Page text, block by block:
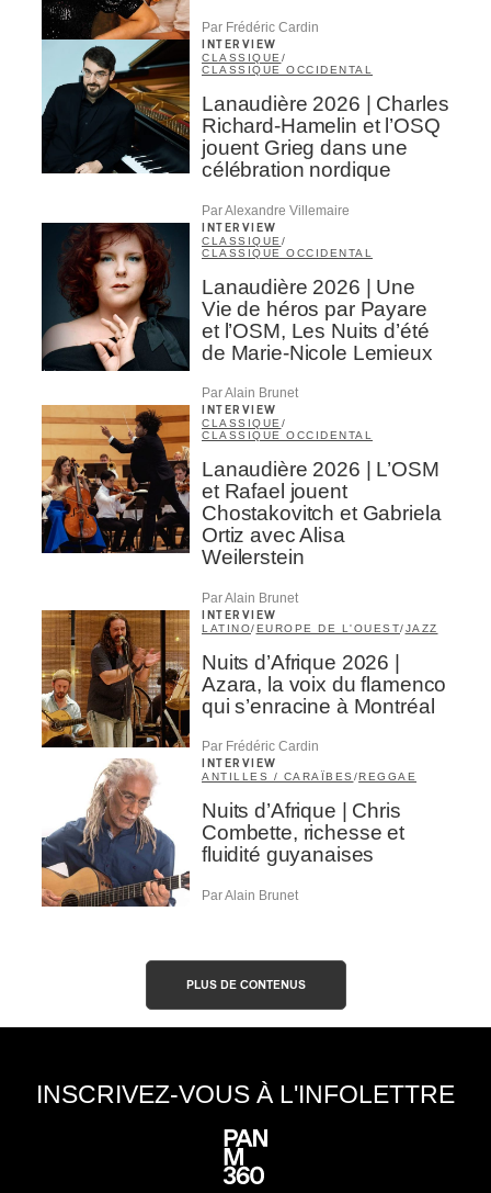
Par Frédéric Cardin
INTERVIEW
CLASSIQUE/
CLASSIQUE OCCIDENTAL
Lanaudière 2026 | Charles
Richard-Hamelin et l’OSQ
jouent Grieg dans une
célébration nordique
Par Alexandre Villemaire
INTERVIEW
CLASSIQUE /
CLASSIQUE OCCIDENTAL
Lanaudière 2026 | Une
Vie de héros par Payare
et l’OSM, Les Nuits d’été
de Marie-Nicole Lemieux
Par Alain Brunet
INTERVIEW
CLASSIQUE /
CLASSIQUE OCCIDENTAL
Lanaudière 2026 | L’OSM
et Rafael jouent
Chostakovitch et Gabriela
Ortiz avec Alisa
Weilerstein
Par Alain Brunet
INTERVIEW
LATINO/EUROPE DE L'OUEST/JAZZ
Nuits d’Afrique 2026 |
Azara, la voix du flamenco
qui s’enracine à Montréal
Par Frédéric Cardin
INTERVIEW
ANTILLES / CARAÏBES /REGGAE
Nuits d’Afrique | Chris
Combette, richesse et
fluidité guyanaises
Par Alain Brunet
PLUS DE CONTENUS
INSCRIVEZ-VOUS À L'INFOLETTRE